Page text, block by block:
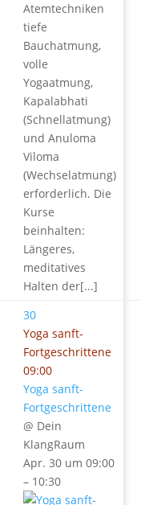
Atemtechniken
tiefe
Bauchatmung,
volle
Yogaatmung,
Kapalabhati
(Schnellatmung)
und Anuloma
Viloma
(Wechselatmung)
erforderlich. Die
Kurse
beinhalten:
Längeres,
meditatives
Halten der[...]
30
Yoga sanft-
Fortgeschrittene
09:00
Yoga sanft-
Fortgeschrittene
@ Dein
KlangRaum
Apr. 30 um 09:00
– 10:30